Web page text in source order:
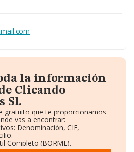
la información
Clicando
Sl.
gratuito que te proporcionamos
vas a encontrar:
Denominación, CIF,
Completo (BORME).